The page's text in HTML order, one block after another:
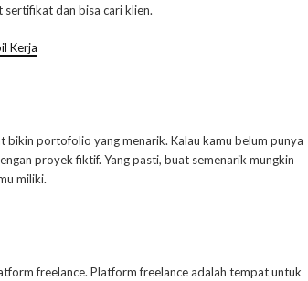
dan bisa cari klien.
Kerja
bikin portofolio yang menarik. Kalau kamu belum punya
proyek fiktif. Yang pasti, buat semenarik mungkin
miliki.
freelance. Platform freelance adalah tempat untuk